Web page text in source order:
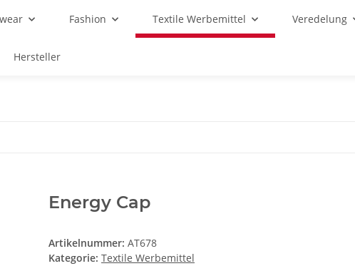
Fashion Textile Werbemittel Veredelung
Hersteller
Energy Cap
Artikelnummer: AT678
Kategorie: Textile Werbemittel